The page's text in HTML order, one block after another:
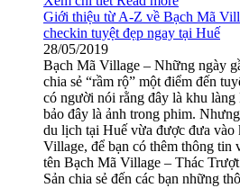
Giới thiệu từ A-Z về Bạch Mã
checkin tuyệt đẹp ngay tại Huế
28/05/2019
Bạch Mã Village – Những ngày
chia sẻ “rầm rộ” một điểm đến
có người nói rằng đây là khu
bảo đây là ảnh trong phim.
du lịch tại Huế vừa được đưa vào
Village, để bạn có thêm thông tin
tên Bạch Mã Village – Thác
Sản chia sẻ đến các bạn những